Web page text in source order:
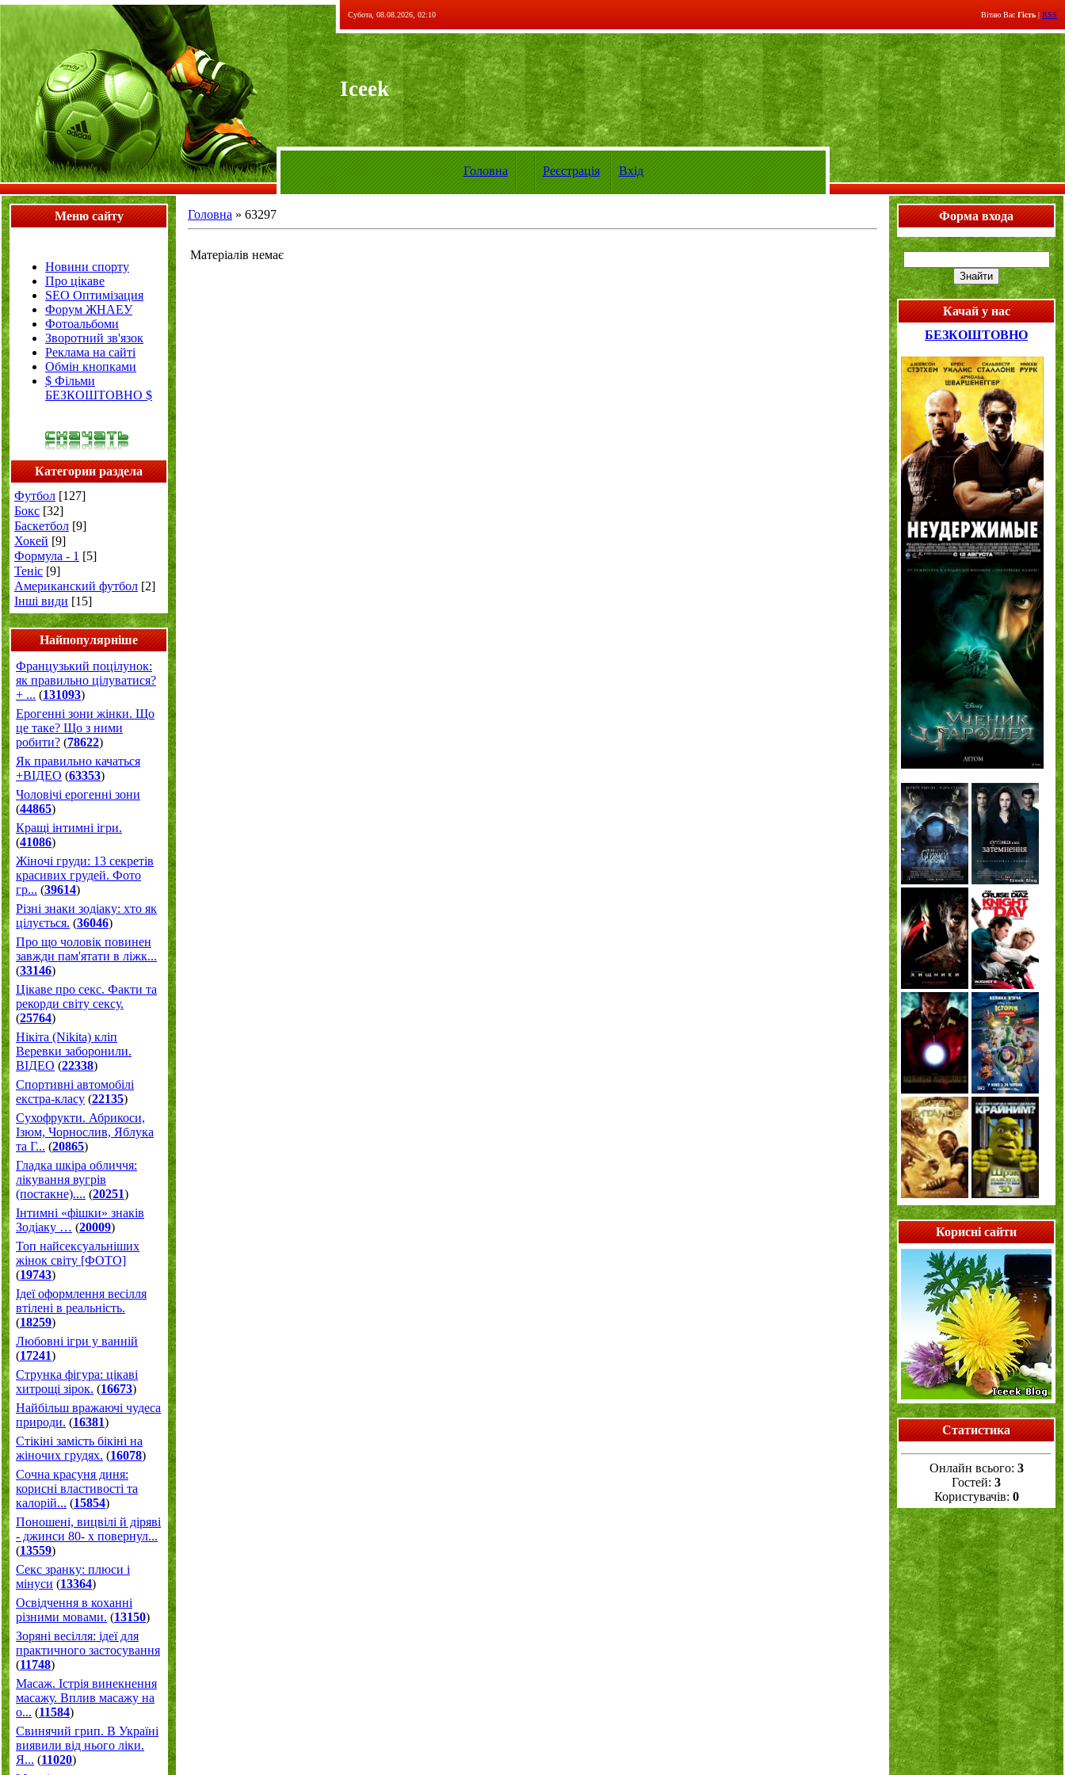
Субота, 08.08.2026, 02:10 Вітаю Вас Гість | RSS
Iceek
Головна Реєстрація Вхід
Меню сайту
Новини спорту
Про цікаве
SEO Оптимізация
Форум ЖНАЕУ
Фотоальбоми
Зворотний зв'язок
Реклама на сайті
Обмін кнопками
$ Фільми
БЕЗКОШТОВНО $
Категории раздела
Футбол [127]
Бокс [32]
Баскетбол [9]
Хокей [9]
Формула - 1 [5]
Теніс [9]
Американский футбол [2]
Інші види [15]
Найпопулярніше
Французький поцілунок:
як правильно цілуватися?
+ ... (131093)
Ерогенні зони жінки. Що
це таке? Що з ними
робити? (78622)
Як правильно качаться
+ВІДЕО (63353)
Чоловічі ерогенні зони
(44865)
Кращі інтимні ігри.
(41086)
Жіночі груди: 13 секретів
красивих грудей. Фото
гр... (39614)
Різні знаки зодіаку: хто як
цілується. (36046)
Про що чоловік повинен
завжди пам'ятати в ліжк...
(33146)
Цікаве про секс. Факти та
рекорди світу сексу.
(25764)
Нікіта (Nikita) кліп
Веревки заборонили.
ВІДЕО (22338)
Спортивні автомобілі
екстра-класу (22135)
Cухофрукти. Абрикоси,
Ізюм, Чорнослив, Яблука
та Г... (20865)
Гладка шкіра обличчя:
лікування вугрів
(постакне).... (20251)
Інтимні «фішки» знаків
Зодіаку … (20009)
Топ найсексуальніших
жінок світу [ФОТО]
(19743)
Ідеї оформлення весілля
втілені в реальність.
(18259)
Любовні ігри у ванній
(17241)
Струнка фігура: цікаві
хитрощі зірок. (16673)
Найбільш вражаючі чудеса
природи. (16381)
Стікіні замість бікіні на
жіночих грудях. (16078)
Сочна красуня диня:
корисні властивості та
калорій... (15854)
Поношені, вицвілі й діряві
- джинси 80- х повернул...
(13559)
Секс зранку: плюси і
мінуси (13364)
Освідчення в коханні
різними мовами. (13150)
Зоряні весілля: ідеї для
практичного застосування
(11748)
Масаж. Істрія винекнення
масажу. Вплив масажу на
о... (11584)
Свинячий грип. В Україні
виявили від нього ліки.
Я... (11020)
Головна » 63297
Матеріалів немає
Форма входа
Качай у нас
БЕЗКОШТОВНО
Корисні сайти
Статистика
Онлайн всього: 3
Гостей: 3
Користувачів: 0